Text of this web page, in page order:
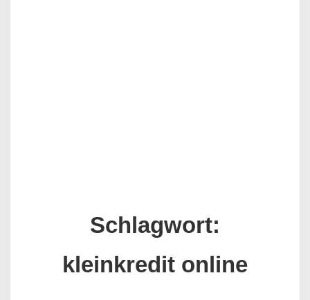
Schlagwort:
kleinkredit online